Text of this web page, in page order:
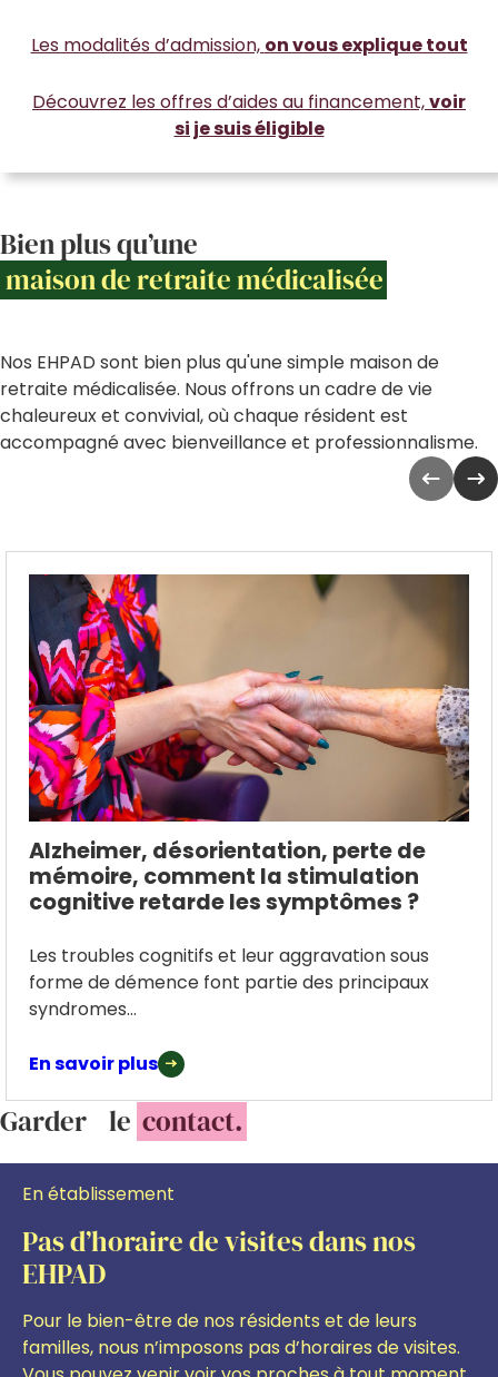
Les modalités d’admission, on vous explique tout
Découvrez les offres d’aides au financement,voir
si je suis éligible
Bien plus qu’une
maison de retraite médicalisée
Nos EHPAD sont bien plus qu'une simple maison de
retraite médicalisée. Nous offrons un cadre de vie
chaleureux et convivial, où chaque résident est
accompagné avec bienveillance et professionnalisme.
Alzheimer, désorientation, perte de
mémoire, comment la stimulation
cognitive retarde les symptômes ?
Les troubles cognitifs et leur aggravation sous
forme de démence font partie des principaux
syndromes...
En savoir plus
Garder le contact.
En établissement
Pas d’horaire de visites dans nos
EHPAD
Pour le bien-être de nos résidents et de leurs
familles, nous n’imposons pas d’horaires de visites.